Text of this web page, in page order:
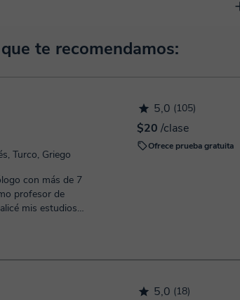
desarrollada para el ámbito formativo con muchas
de horas, podrás realizar el pago mediante nuestro
de confirmación de la reserva.
te recomendamos:
5,0 (105)
$20 /clase
Ofrece prueba gratuita
Turco, Griego
profesor de
mis estudios
...
5,0 (18)